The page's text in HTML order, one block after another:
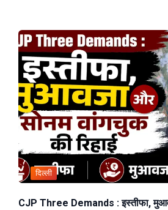
दिल्ली
CJP Three Demands : इस्तीफा,